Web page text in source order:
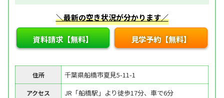
＼最新の空き状況が分かります／
資料請求【無料】 見学予約【無料】
住所 千葉県船橋市夏見5-11-1
アクセス JR「船橋駅」より徒歩17分、車で6分